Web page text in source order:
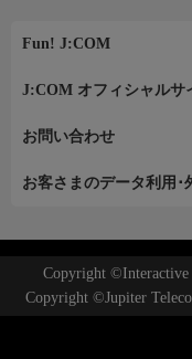
Fun! J:COM
J:COM オフィシャルサ
お問い合わせ
お客さまのデータ利用･
Copyright ©Interactive
Copyright ©Jupiter